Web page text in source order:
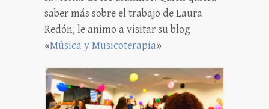
saber más sobre el trabajo de Laura
Redón, le animo a visitar su blog
«Música y Musicoterapia»